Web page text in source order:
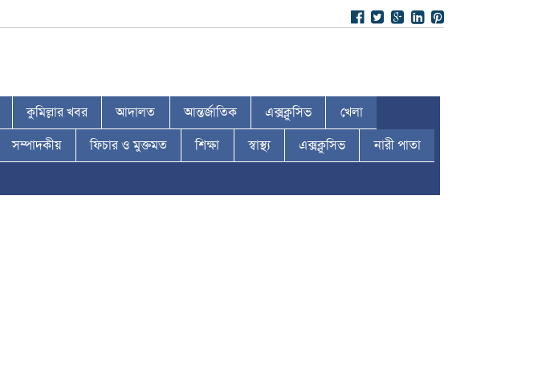
কুমিল্লার খবর আদালত আন্তর্জাতিক এক্সক্লুসিভ খেলা
সম্পাদকীয় ফিচার ও মুক্তমত শিক্ষা স্বাস্থ্য এক্সক্লুসিভ নারী পাতা